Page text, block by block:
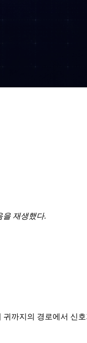
을 재생했다.
까지의 경로에서 신